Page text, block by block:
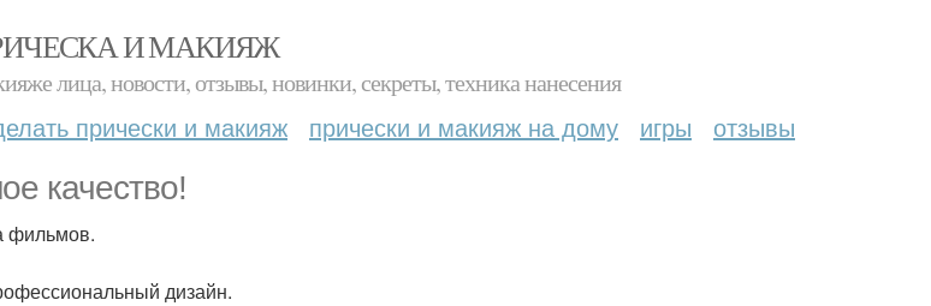
И МАКИЯЖ
лица, новости, отзывы, новинки, секреты, техника нанесения
прически и макияж прически и макияж на дому игры отзывы
качество!
фильмов.
дизайн.